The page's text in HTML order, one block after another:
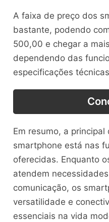
A faixa de preço dos
bastante, podendo
500,00 e chegar a
dependendo das
especificações
Em resumo, a
smartphone está nas
oferecidas. Enquanto
atendem
comunicação, os
versatilidade e
essenciais na vida